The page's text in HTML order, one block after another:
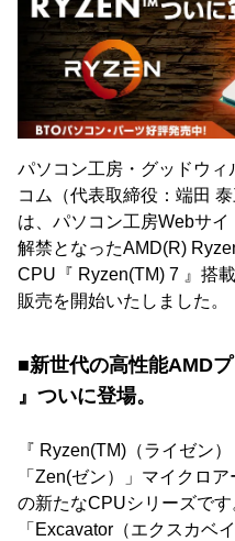
パソコン工房・グッドウィ
コム（代表取締役：端田
は、パソコン工房Webサ
解禁となったAMD(R)
CPU『 Ryzen(TM) 7 』搭
販売を開始いたしました。
■新世代の高性能AMD
』ついに登場。
『 Ryzen(TM)（ライゼン
「Zen(ゼン）」マイクロ
の新たなCPUシリーズで
「Excavator（エクスカベ